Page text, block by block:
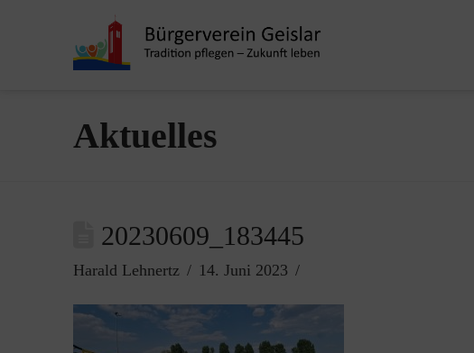
Aktuelles
20230609_183445
Harald Lehnertz 14. Juni 2023